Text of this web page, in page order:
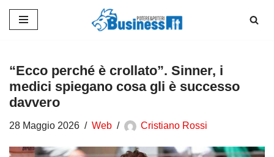
contenuto
“Ecco perché è crollato”. Sinner, i
medici spiegano cosa gli è successo
davvero
28 Maggio 2026 Web Cristiano Rossi